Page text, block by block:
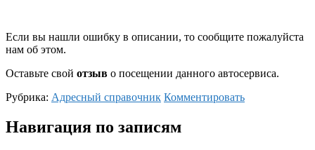
Если вы нашли ошибку в описании, то сообщите пожалуйста
нам об этом.
Оставьте свой отзыв о посещении данного автосервиса.
Рубрика: Адресный справочник Комментировать
Навигация по записям